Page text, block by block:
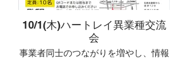
何か話し合いたいテーマがありました
らぜひお申し出ください。
そんなこれからにつながるヒントも、
みなさんと一緒に見つけていけたらと
プロジェクトも進行中。
今月はパストマスターズVol.1
一曲一曲を味わいながら、ビートルズ
の世界を共有しています。
10/1(木)ハートレイ異業種交流
会
事業者同士のつながりを増やし、情報